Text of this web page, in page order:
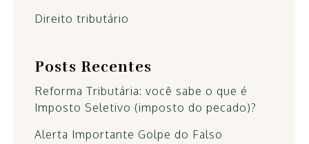
Direito tributário
Posts Recentes
Reforma Tributária: você sabe o que é
Imposto Seletivo (imposto do pecado)?
Alerta Importante Golpe do Falso